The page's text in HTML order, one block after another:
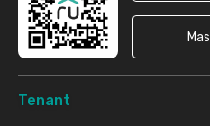
Tenant